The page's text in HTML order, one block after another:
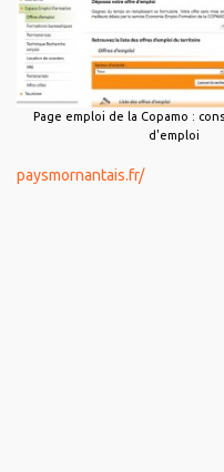
Page emploi de la Copamo :
d'emploi
paysmornantais.fr/